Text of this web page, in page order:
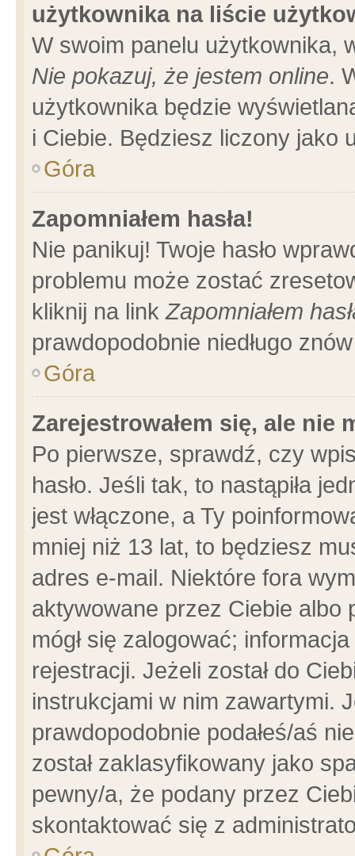
użytkownika na liście
W swoim panelu użytkownika,
Nie pokazuj, że jestem online.
użytkownika będzie
i Ciebie. Będziesz liczony jako
Góra
Zapomniałem hasła!
Nie panikuj! Twoje hasło
problemu może zostać
kliknij na linkZapomniałem
prawdopodobnie niedługo
Góra
Zarejestrowałem się, ale nie
Po pierwsze, sprawdź, czy
hasło. Jeśli tak, to nastąpiła
jest włączone, a Ty
mniej niż 13 lat, to będziesz
adres e-mail. Niektóre fora
aktywowane przez Ciebie albo
mógł się zalogować;
rejestracji. Jeżeli został do
instrukcjami w nim zawartymi.
prawdopodobnie podałeś/aś
został zaklasyfikowany jako
pewny/a, że podany przez
skontaktować się z